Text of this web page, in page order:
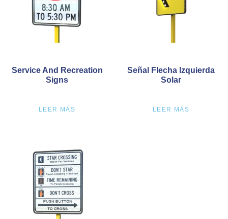
Service And Recreation
Signs
LEER MÁS
Señal Flecha Izquierda
Solar
LEER MÁS